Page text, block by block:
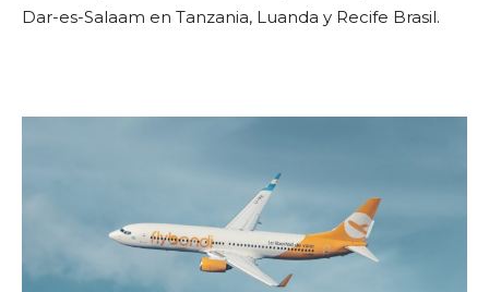
Dar-es-Salaam en Tanzania, Luanda y Recife Brasil.